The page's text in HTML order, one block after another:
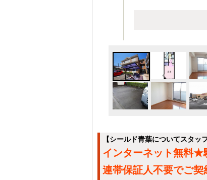
【シールド青葉についてスタッ
インターネット無料★
連帯保証人不要でご契